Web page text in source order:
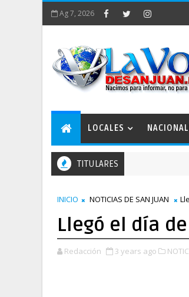
Ag 7, 2026
LOCALES
TITULARES
INICIO NOTICIAS DE SAN JUAN
Llegó el día
Redacción 3 years ago